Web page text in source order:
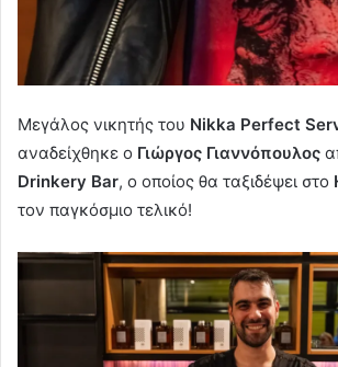
Μεγάλος νικητής του Nikka Perfect
αναδείχθηκε ο Γιώργος Γιαννόπουλος
Drinkery Bar, ο οποίος θα ταξιδέψει στο
τον παγκόσμιο τελικό!